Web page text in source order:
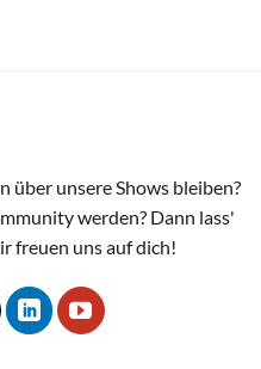
über unsere Shows bleiben?
werden? Dann lass'
freuen uns auf dich!